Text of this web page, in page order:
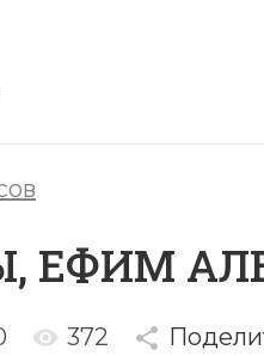
ЕФИМ
372